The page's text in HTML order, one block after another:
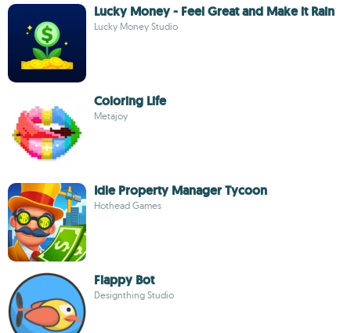
Lucky Money - Feel Great and Make it Rain
Lucky Money Studio
Coloring Life
Metajoy
Idle Property Manager Tycoon
Hothead Games
Flappy Bot
Designthing Studio